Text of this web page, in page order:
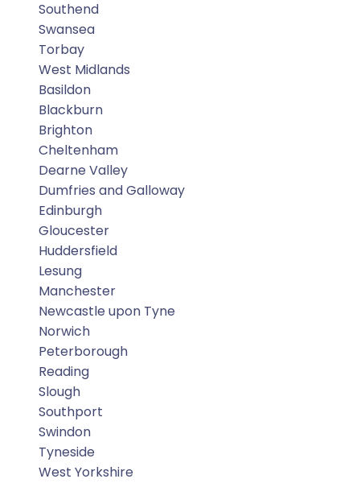
Southend
Swansea
Torbay
West Midlands
Basildon
Blackburn
Brighton
Cheltenham
Dearne Valley
Dumfries and Galloway
Edinburgh
Gloucester
Huddersfield
Lesung
Manchester
Newcastle upon Tyne
Norwich
Peterborough
Reading
Slough
Southport
Swindon
Tyneside
West Yorkshire